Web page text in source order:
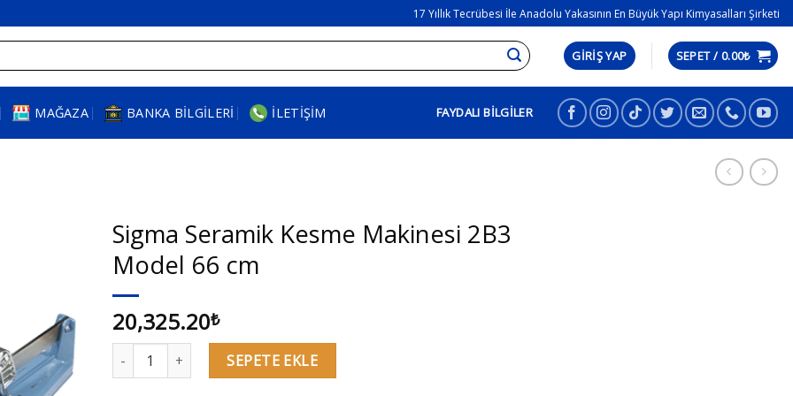
17 Yıllık Tecrübesi İle Anadolu Yakasının En Büyük Yapı Kimyasalları Şirketi
GIRIŞ YAP SEPET / 0.00₺
MAĞAZA BANKA BILGILERI İLETIŞIM FAYDALI BILGILER
Sigma Seramik Kesme Makinesi 2B3
Model 66 cm
20,325.20₺
Sigma Seramik Kesme Makinesi 2B3 Model 66 cm adet
SEPETE EKLE